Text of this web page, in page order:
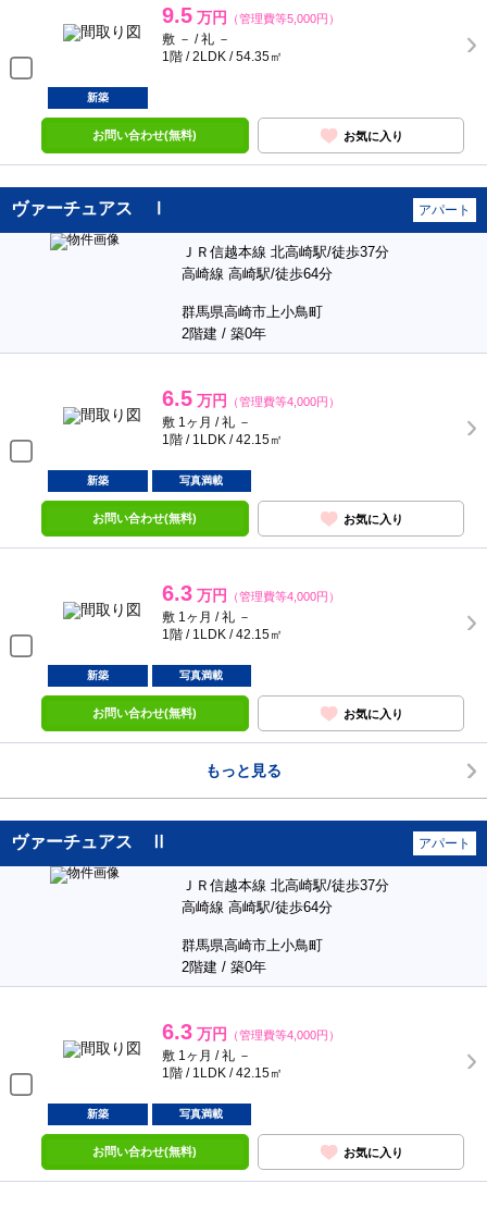
9.5 万円 （管理費等5,000円）
敷 － / 礼 －
1階 / 2LDK / 54.35㎡
新築
お問い合わせ(無料) お気に入り
ヴァーチュアス Ⅰ アパート
ＪＲ信越本線 北高崎駅/徒歩37分
高崎線 高崎駅/徒歩64分
群馬県高崎市上小鳥町
2階建 / 築0年
6.5 万円 （管理費等4,000円）
敷 1ヶ月 / 礼 －
1階 / 1LDK / 42.15㎡
新築 写真満載
お問い合わせ(無料) お気に入り
6.3 万円 （管理費等4,000円）
敷 1ヶ月 / 礼 －
1階 / 1LDK / 42.15㎡
新築 写真満載
お問い合わせ(無料) お気に入り
もっと見る
ヴァーチュアス Ⅱ アパート
ＪＲ信越本線 北高崎駅/徒歩37分
高崎線 高崎駅/徒歩64分
群馬県高崎市上小鳥町
2階建 / 築0年
6.3 万円 （管理費等4,000円）
敷 1ヶ月 / 礼 －
1階 / 1LDK / 42.15㎡
新築 写真満載
お問い合わせ(無料) お気に入り